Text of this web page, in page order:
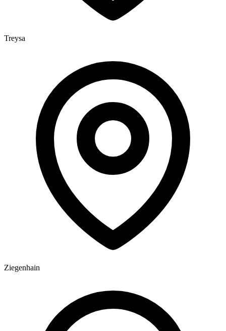
Treysa
Ziegenhain